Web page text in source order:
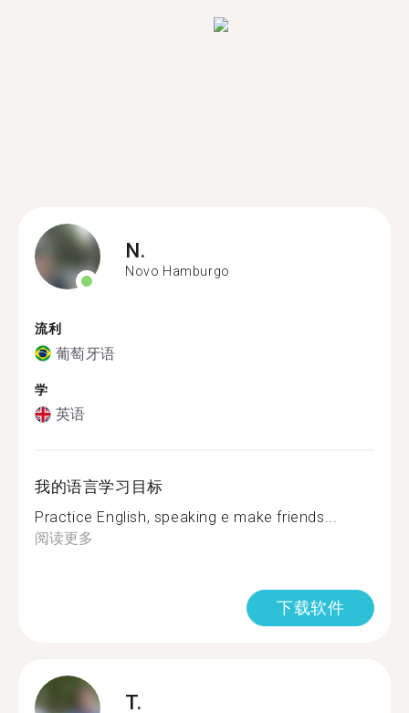
N.
Novo Hamburgo
流利
葡萄牙语
学
英语
我的语言学习目标
Practice English, speaking e make friends...
阅读更多
下载软件
T.